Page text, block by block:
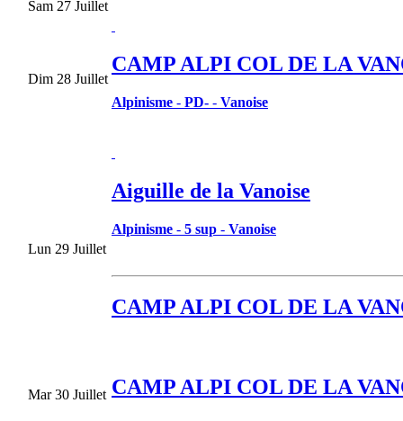
Sam 27 Juillet
Dim 28 Juillet
CAMP ALPI COL DE LA
Alpinisme - PD- - Vanoise
Lun 29 Juillet
Aiguille de la Vanoise
Alpinisme - 5 sup - Vanoise
CAMP ALPI COL DE LA
Mar 30 Juillet CAMP ALPI COL DE LA